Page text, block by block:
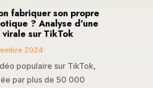
fabriquer son propre
? Analyse d’une
sur TikTok
2024
populaire sur TikTok,
par plus de 50 000